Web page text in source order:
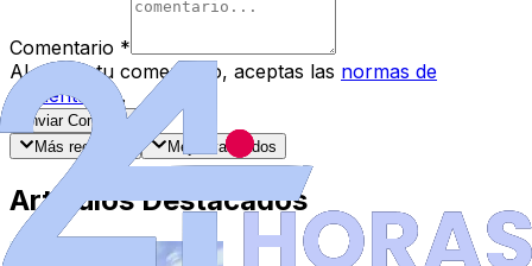
Comentario *
Al enviar tu comentario, aceptas las normas de
comentarios.
Enviar Comentario
Más recientes
Mejor valorados
Artículos Destacados